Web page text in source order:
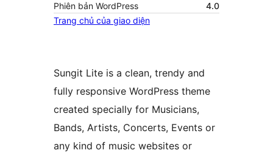
Phiên bản WordPress
4.0
Trang chủ của giao diện
Sungit Lite is a clean, trendy and
fully responsive WordPress theme
created specially for Musicians,
Bands, Artists, Concerts, Events or
any kind of music websites or